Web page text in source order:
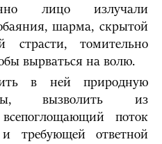
лицо излучали
шарма, скрытой
страсти, томительно
вырваться на волю.
в ней природную
вызволить из
поток
требующей ответной